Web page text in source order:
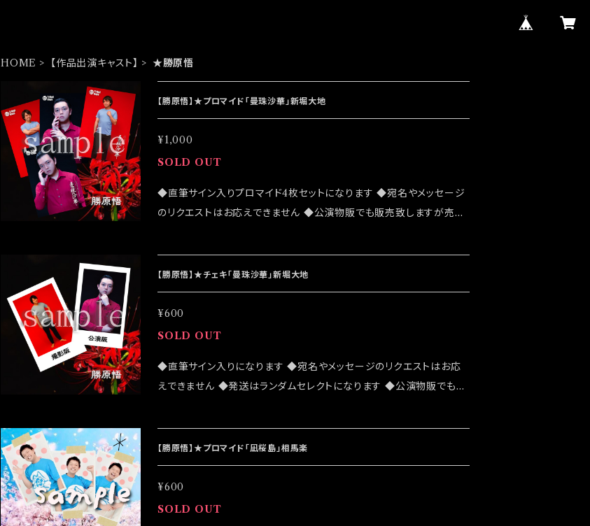
HOME 【作品出演キャスト】 ★勝原悟
【勝原悟】★プロマイド「曼珠沙華」新堀大地
¥1,000
SOLD OUT
◆直筆サイン入りプロマイド4枚セットになります ◆宛名やメッセージ
のリクエストはお応えできません ◆公演物販でも販売致しますが売切
ンラインショップでのご注文をお願い致します ◆発送は 2022/07/24
イベント「大感謝祭」後になります
【勝原悟】★チェキ「曼珠沙華」新堀大地
¥600
SOLD OUT
◆直筆サイン入りになります ◆宛名やメッセージのリクエストはお応
えできません ◆発送はランダムセレクトになります ◆公演物販でも販
客様はこちらのオンラインショップでのご注文をお願い致します ◆発送
は 2022/07/24イベント「大感謝祭」後になります
【勝原悟】★プロマイド「凪桜島」相馬楽
¥600
SOLD OUT